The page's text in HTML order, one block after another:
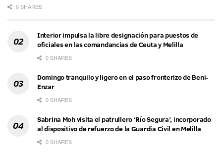
0 SHARES
Interior impulsa la libre designación para puestos de
oficiales en las comandancias de Ceuta y Melilla
0 SHARES
Domingo tranquilo y ligero en el paso fronterizo de Beni-
Enzar
0 SHARES
Sabrina Moh visita el patrullero ‘Río Segura’, incorporado
al dispositivo de refuerzo de la Guardia Civil en Melilla
0 SHARES